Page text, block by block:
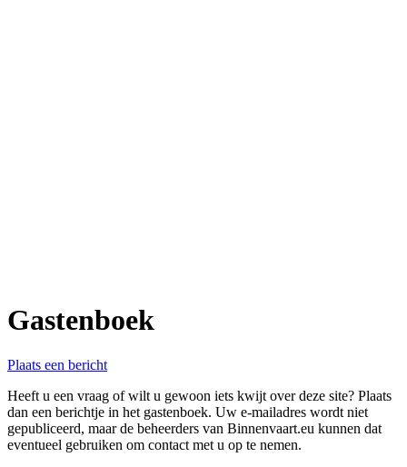
Gastenboek
Plaats een bericht
Heeft u een vraag of wilt u gewoon iets kwijt over deze site? Plaats
dan een berichtje in het gastenboek. Uw e-mailadres wordt niet
gepubliceerd, maar de beheerders van Binnenvaart.eu kunnen dat
eventueel gebruiken om contact met u op te nemen.